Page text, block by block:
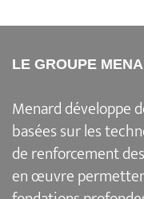
LE GROUPE
Menarddéveloppe
basées sur les
de renforcement
en œuvre